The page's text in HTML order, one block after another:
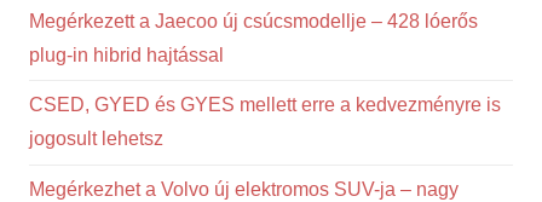
Megérkezett a Jaecoo új csúcsmodellje – 428 lóerős
plug-in hibrid hajtással
CSED, GYED és GYES mellett erre a kedvezményre is
jogosult lehetsz
Megérkezhet a Volvo új elektromos SUV-ja – nagy